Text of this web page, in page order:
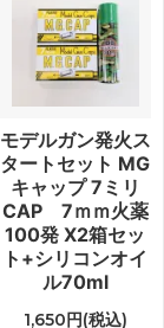
モデルガン発火ス
タートセット MG
キャップ 7ミリ
CAP 7ｍｍ火薬
100発 X2箱セッ
ト+シリコンオイ
ル70ml
1,650円(税込)